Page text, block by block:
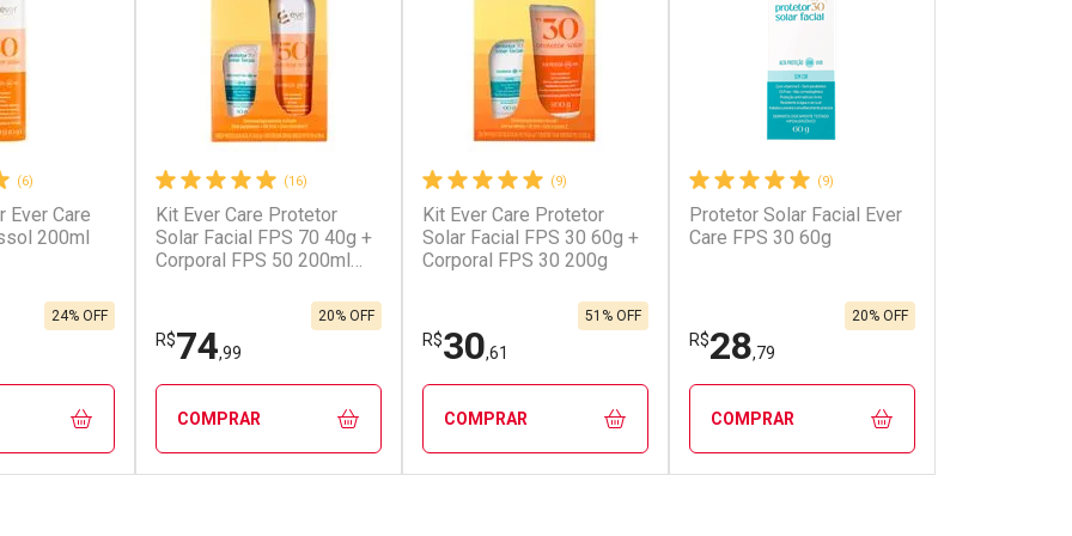
cada
cada
Ativar Desconto
Por R$ 32,90/cada
Por R$ 32,90/cada
Ativar Desconto
Por R$ 59,00/cada
Por R$ 59,00/cada
Ativar Desconto
Por R$ 78,99/cada
Por R$ 78,99/cada
(6)
Ever Care
200ml
24% OFF
(16)
Kit Ever Care Protetor
Solar Facial FPS 70 40g +
Corporal FPS 50 200ml
R$74,99
20% OFF
COMPRAR
(9)
Kit Ever Care Protetor
Solar Facial FPS 30 60g +
Corporal FPS 30 200g
R$30,61
51% OFF
COMPRAR
(9)
Protetor Solar Facial Ever
Care FPS 30 60g
R$28,79
20% OFF
COMPRAR